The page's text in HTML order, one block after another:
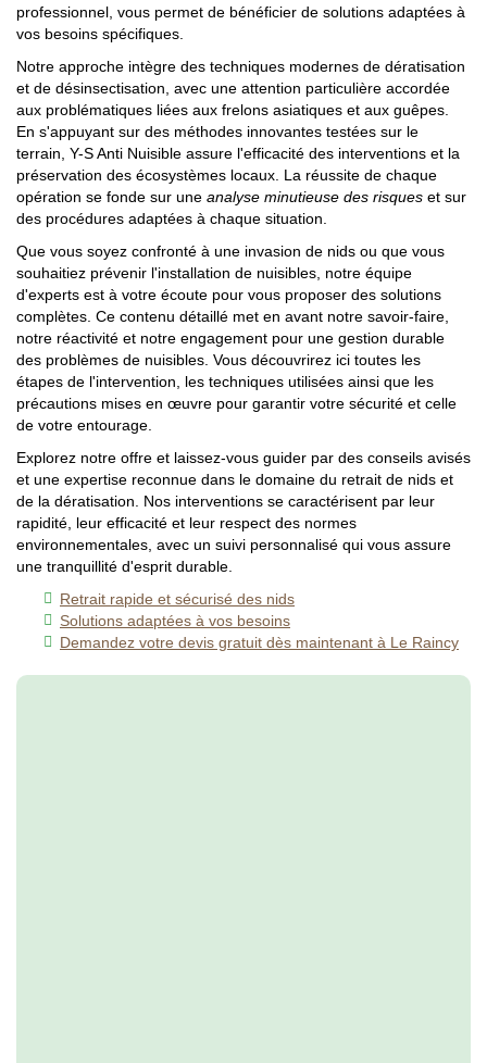
professionnel, vous permet de bénéficier de solutions adaptées à
vos besoins spécifiques.
Notre approche intègre des techniques modernes de dératisation
et de désinsectisation, avec une attention particulière accordée
aux problématiques liées aux frelons asiatiques et aux guêpes.
En s'appuyant sur des méthodes innovantes testées sur le
terrain, Y-S Anti Nuisible assure l'efficacité des interventions et la
préservation des écosystèmes locaux. La réussite de chaque
opération se fonde sur une analyse minutieuse des risques et sur
des procédures adaptées à chaque situation.
Que vous soyez confronté à une invasion de nids ou que vous
souhaitiez prévenir l'installation de nuisibles, notre équipe
d'experts est à votre écoute pour vous proposer des solutions
complètes. Ce contenu détaillé met en avant notre savoir-faire,
notre réactivité et notre engagement pour une gestion durable
des problèmes de nuisibles. Vous découvrirez ici toutes les
étapes de l'intervention, les techniques utilisées ainsi que les
précautions mises en œuvre pour garantir votre sécurité et celle
de votre entourage.
Explorez notre offre et laissez-vous guider par des conseils avisés
et une expertise reconnue dans le domaine du retrait de nids et
de la dératisation. Nos interventions se caractérisent par leur
rapidité, leur efficacité et leur respect des normes
environnementales, avec un suivi personnalisé qui vous assure
une tranquillité d'esprit durable.
Retrait rapide et sécurisé des nids
Solutions adaptées à vos besoins
Demandez votre devis gratuit dès maintenant à Le Raincy